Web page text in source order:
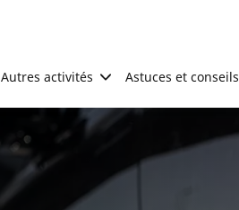
Autres activités Astuces et conseils